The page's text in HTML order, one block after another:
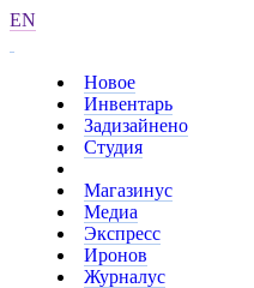
EN
Новое
Инвентарь
Задизайнено
Студия
Магазинус
Медиа
Экспресс
Иронов
Журналус